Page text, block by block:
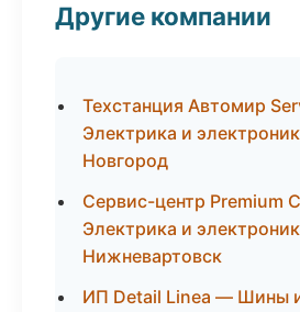
Другие компании
Техстанция Автомир
Электрика и
Новгород
Сервис-центр Premium
Электрика и
Нижневартовск
ИП Detail Linea — Шины